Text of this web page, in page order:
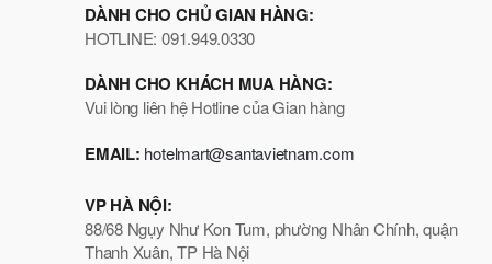
DÀNH CHO CHỦ GIAN HÀNG:
HOTLINE: 091.949.0330
DÀNH CHO KHÁCH MUA HÀNG:
Vui lòng liên hệ Hotline của Gian hàng
EMAIL: hotelmart@santavietnam.com
VP HÀ NỘI:
88/68 Ngụy Như Kon Tum, phường Nhân Chính, quận
Thanh Xuân, TP Hà Nội